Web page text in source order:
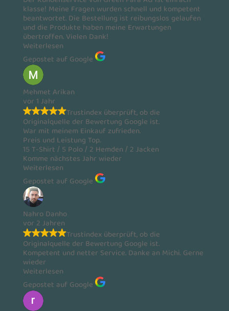
klasse! Meine Fragen wurden schnell und kompetent
beantwortet. Die Bestellung ist reibungslos gelaufen
und die Produkte haben meine Erwartungen
übertroffen. Vielen Dank!
Weiterlesen
Gepostet auf Google
Mehmet Arikan
vor 1 Jahr
Trustindex überprüft, ob die
Originalquelle der Bewertung Google ist.
War mit meinem Einkauf zufrieden.
Preis und Leistung Top.
15 T-Shirt / 5 Polo / 2 Hemden / 2 Jacken
Komme nächstes Jahr wieder
Weiterlesen
Gepostet auf Google
Nahro Danho
vor 2 Jahren
Trustindex überprüft, ob die
Originalquelle der Bewertung Google ist.
Kompetent und netter Service. Danke an Michi. Gerne
wieder
Weiterlesen
Gepostet auf Google